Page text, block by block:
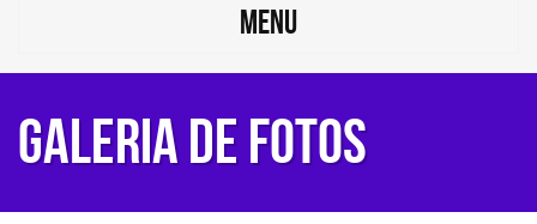
MENU
Galeria de Fotos